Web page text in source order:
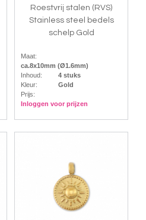
Roestvrij stalen (RVS)
Stainless steel bedels
schelp Gold
Maat:
ca.8x10mm (Ø1.6mm)
Inhoud:
4 stuks
Kleur:
Gold
Prijs:
Inloggen voor prijzen